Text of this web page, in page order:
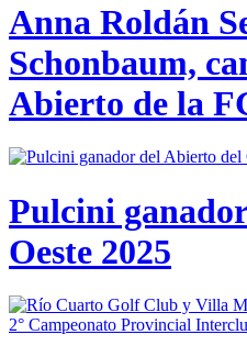
Anna Roldán
Schonbaum,
Abierto de la
Pulcini
Oeste 2025